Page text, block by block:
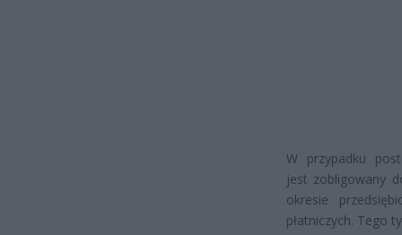
W przypadku
jest zobligowany
okresie
płatniczych. Tego